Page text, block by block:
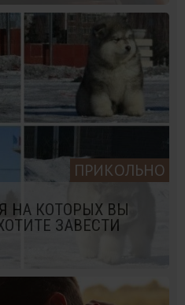
ПРИКОЛЬНО
НА КОТОРЫХ ВЫ
ЗАВЕСТИ